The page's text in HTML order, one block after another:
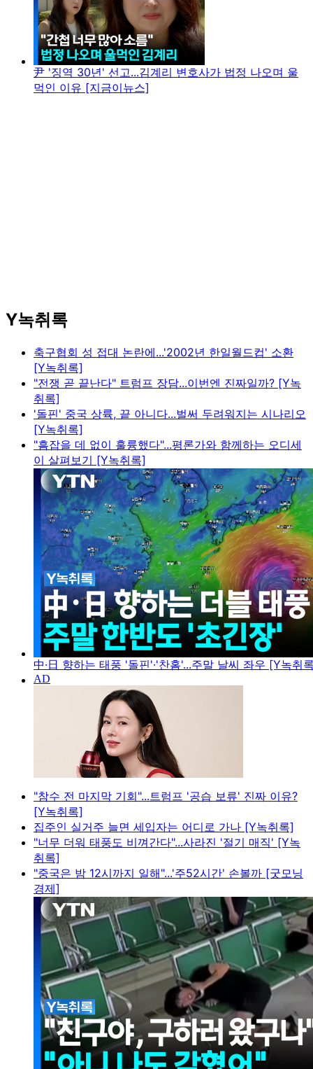
尹 '징역 30년' 선고...김계리 변호사가 법정 나오며 울
먹인 이유 [지금이뉴스]
Y녹취록
축구협회 성 접대 논란에...'2002년 한일월드컵' 소환
[Y녹취록]
"전쟁 곧 끝난다" 트럼프 장담...이번엔 진짜일까? [Y녹
취록]
'돌핀' 중국 상륙, 끝 아니다...벌써 두려워지는 시나리오
[Y녹취록]
"흠잡을 데 없이 훌륭했다"...평론가와 함께하는 오디세
이 살펴보기 [Y녹취록]
中·日 향하는 태풍 '돌핀'·'찬홈'...주말 날씨 좌우 [Y녹취
"참수 전 마지막 기회"...트럼프 '공습 보류' 진짜 이유?
[Y녹취록]
집주인 실거주 늘면 세입자는 어디로 가나 [Y녹취록]
"너무 더워 태풍도 비껴간다"...사라진 '절기 매직' [Y녹
취록]
"중국은 밤 12시까지 일해"...'주52시간' 손볼까 [굿모닝
경제]